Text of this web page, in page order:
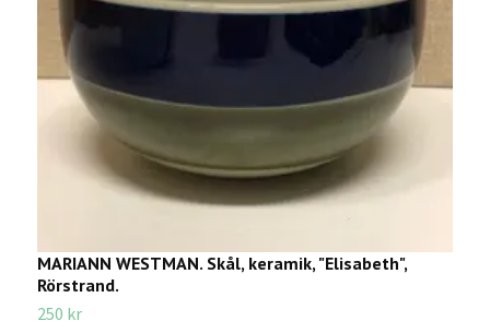
MARIANN WESTMAN. Skål, keramik, "Elisabeth",
Rörstrand.
250 kr